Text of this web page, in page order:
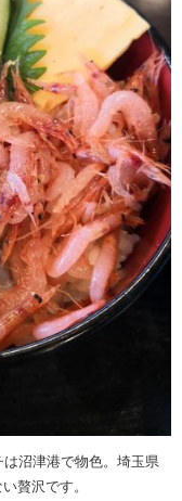
沼津港で物色。埼玉県
贅沢です。